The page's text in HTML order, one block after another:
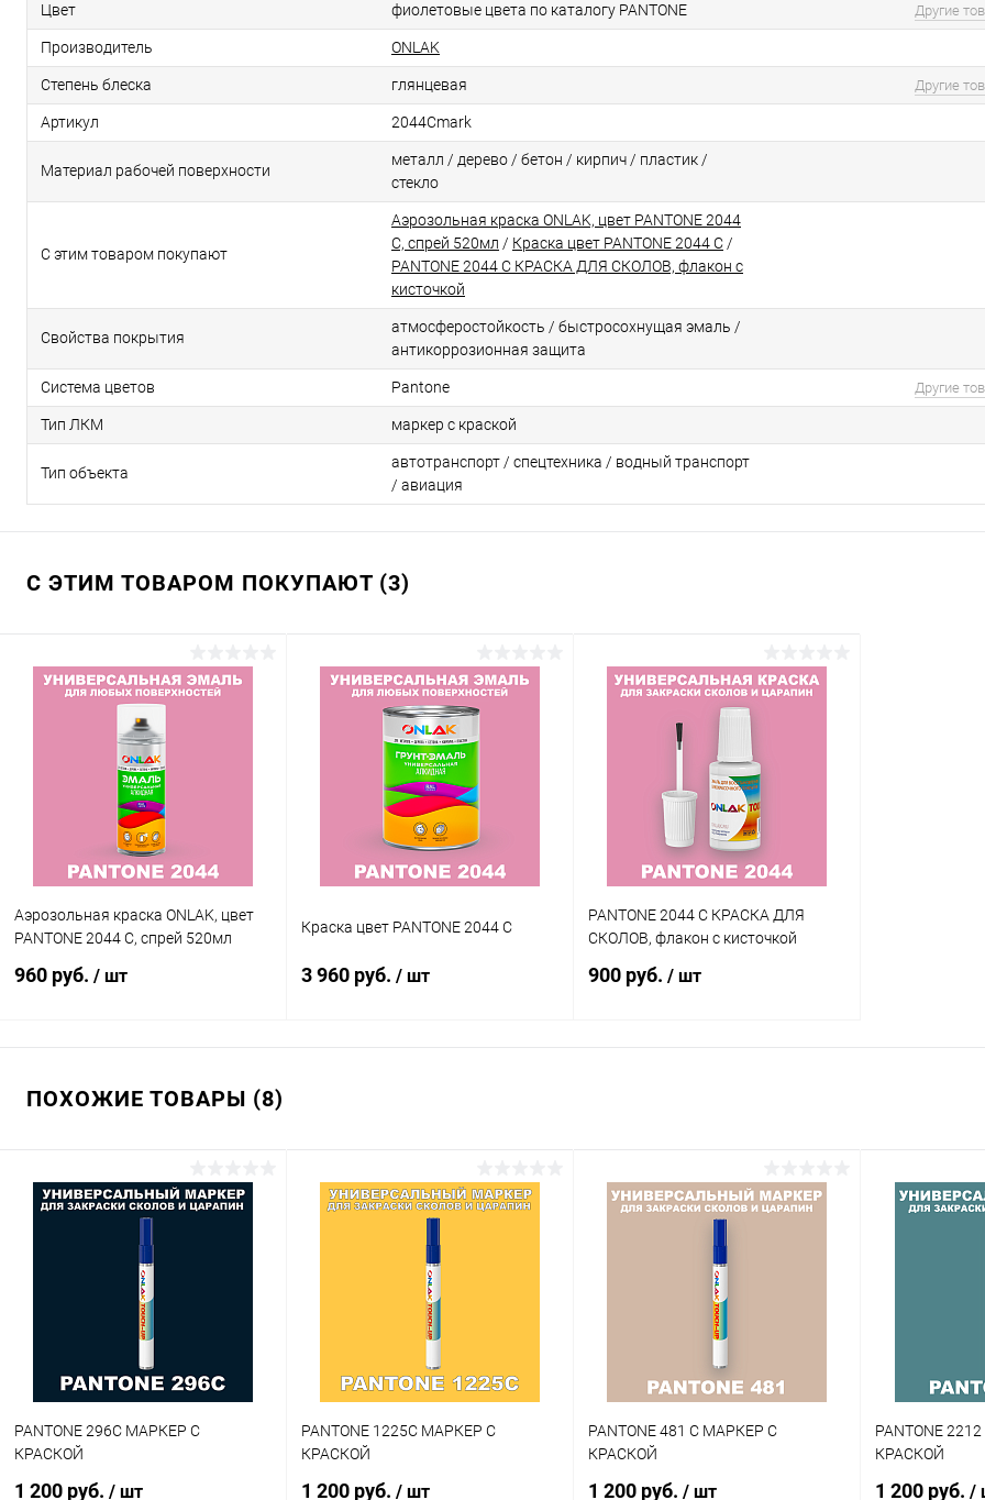
Цвет фиолетовые цвета по каталогу PANTONE Другие
Производитель ONLAK
Степень блеска глянцевая Другие
Артикул 2044Cmark
Материал рабочей поверхности
металл / дерево / бетон / кирпич / пластик /
стекло
С этим товаром покупают
Аэрозольная краска ONLAK, цвет PANTONE 2044
C, спрей 520мл / Краска цвет PANTONE 2044 C /
PANTONE 2044 C КРАСКА ДЛЯ СКОЛОВ, флакон с
кисточкой
Свойства покрытия
атмосферостойкоcть / быстросохнущая эмаль /
антикоррозионная защита
Система цветов Pantone Другие
Тип ЛКМ маркер с краской
Тип объекта
автотранспорт / спецтехника / водный транспорт
/ авиация
С ЭТИМ ТОВАРОМ ПОКУПАЮТ (3)
Аэрозольная краска ONLAK, цвет
PANTONE 2044 C, спрей 520мл
960 руб. / шт
Цвет:
Краска цвет PANTONE 2044 C
3 960 руб. / шт
Цвет:
полуматовая
PANTONE 2044 C КРАСКА ДЛЯ
СКОЛОВ, флакон с кисточкой
900 руб. / шт
Цвет:
матовая
ПОХОЖИЕ ТОВАРЫ (8)
PANTONE 296C МАРКЕР С
КРАСКОЙ
1 200 руб. / шт
PANTONE 1225C МАРКЕР С
КРАСКОЙ
1 200 руб. / шт
PANTONE 481 C МАРКЕР С
КРАСКОЙ
1 200 руб. / шт
PANTONE
КРАСКОЙ
1 200 руб. /